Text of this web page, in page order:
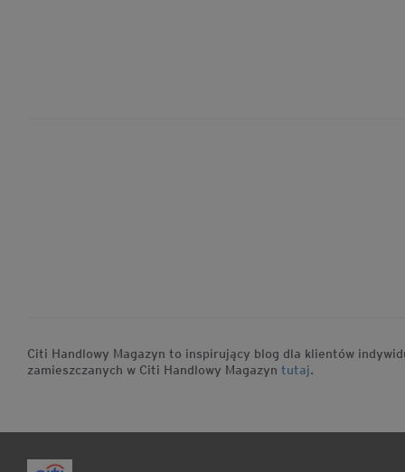
Citi Handlowy Magazyn to inspirujący blog dla klientów
zamieszczanych w Citi Handlowy Magazyn tutaj.